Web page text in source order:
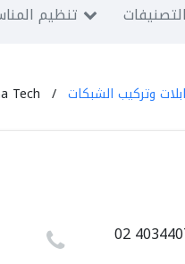
تنظيم التصنيفات
وتركيب الشبكات Tech
02